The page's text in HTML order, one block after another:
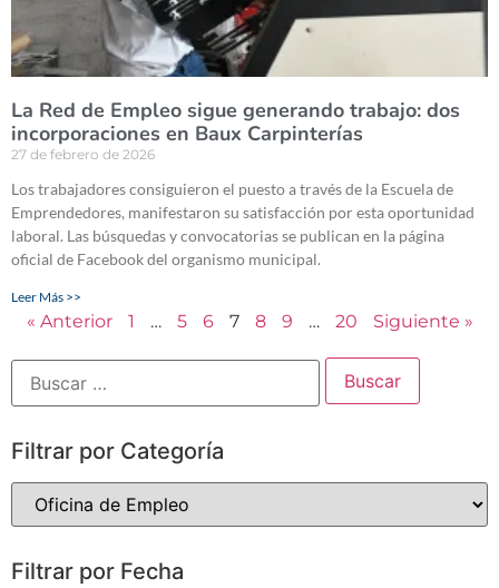
La Red de Empleo sigue generando trabajo: dos
incorporaciones en Baux Carpinterías
27 de febrero de 2026
Los trabajadores consiguieron el puesto a través de la Escuela de
Emprendedores, manifestaron su satisfacción por esta oportunidad
laboral. Las búsquedas y convocatorias se publican en la página
oficial de Facebook del organismo municipal.
Leer Más >>
« Anterior 1 … 5 6 7 8 9 … 20 Siguiente »
Filtrar por Categoría
Filtrar por Fecha